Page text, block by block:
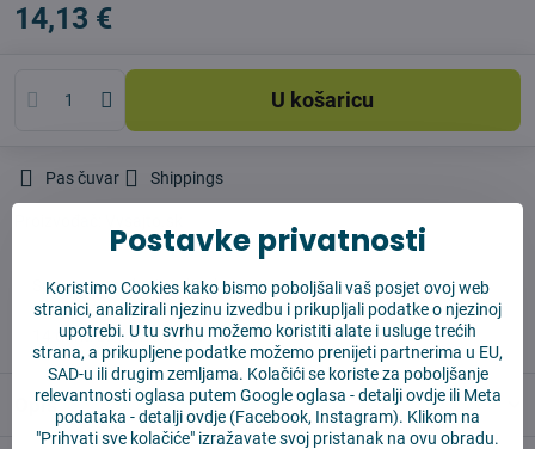
14,13 €
U košaricu
Pas čuvar Shippings
✅ Spremno za slanje odmah
✅ BESPLATNA dostava iznad 55 EUR
✅ 14 dana za povrat robe
Opis
Postavke privatnosti
Koristimo Cookies kako bismo poboljšali vaš posjet ovoj web
stranici, analizirali njezinu izvedbu i prikupljali podatke o njezinoj
upotrebi. U tu svrhu možemo koristiti alate i usluge trećih
strana, a prikupljene podatke možemo prenijeti partnerima u EU,
SAD-u ili drugim zemljama. Kolačići se koriste za poboljšanje
relevantnosti oglasa putem Google oglasa -detalji ovdjeili Meta
podataka -detalji ovdje (Facebook, Instagram). Klikom na
"Prihvati sve kolačiće" izražavate svoj pristanak na ovu obradu.